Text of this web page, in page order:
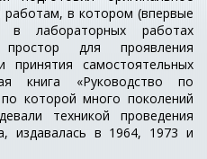
в котором (впервые
в лабораторных работах
простор для проявления
принятия самостоятельных
книга «Руководство по
которой много поколений
техникой проведения
издавалась в 1964, 1973 и